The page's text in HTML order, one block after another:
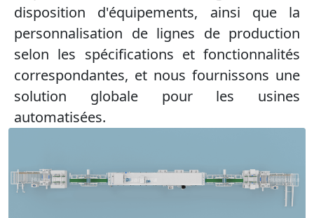
disposition d'équipements, ainsi que la
personnalisation de lignes de production
selon les spécifications et fonctionnalités
correspondantes, et nous fournissons une
solution globale pour les usines
automatisées.